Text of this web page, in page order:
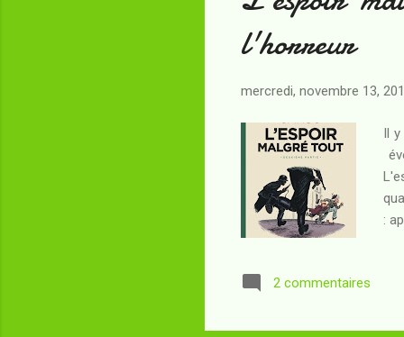
l'horreur
mercredi, novembre 13,
Il
:
de
2 commentaires